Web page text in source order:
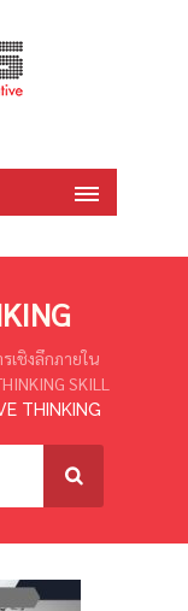
เชิงลึกภายใน
SKILL
THINKING